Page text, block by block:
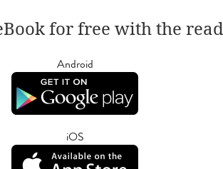
for free with the
Android
iOS